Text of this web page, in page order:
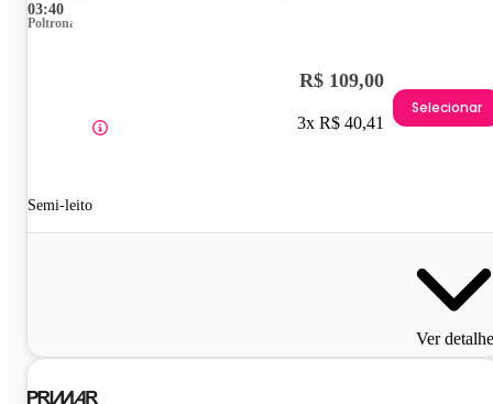
03:40
Poltrona
Semi-leito
R$ 109,00
3x R$ 40,41
Selecionar
Ver